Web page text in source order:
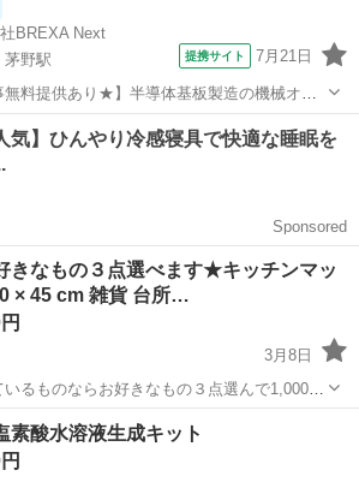
BREXA Next
茅野駅
提携サイト 7月21日
無料提供あり★】半導体基板製造の機械オペ
経験活躍中★カップル＆友達同士の応募OK！
無料送迎◎正社員登用制度あり！マイカー
！《長野県茅...
駅
きなもの３点選べます★キッチンマッ
× 45 cm 雑貨 台所…
3月8日
るものならお好きなもの３点選んで1,000円
らぜひご覧ください！ 【商品説明】
キッチンマット 240 × 45 cm 雑貨 台所 大 ２年ほど使用しまし...
用品
素酸水溶液生成キット